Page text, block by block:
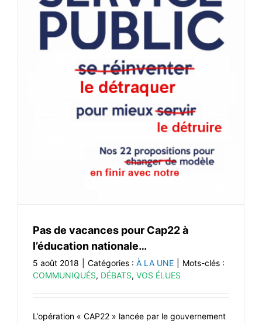
Pas de vacances pour Cap22 à
l’éducation nationale…
5 août 2018 Catégories : À LA UNE
Mots-clés :
COMMUNIQUÉS, DÉBATS, VOS ÉLUES
L’opération « CAP22 » lancée par le gouvernement